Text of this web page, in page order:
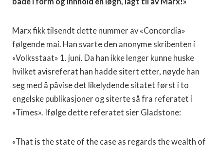
Marx fikk tilsendt dette nummer av «Concordia»
følgende mai. Han svarte den anonyme skribenten i
«Volksstaat» 1. juni. Da han ikke lenger kunne huske
hvilket avisreferat han hadde si­tert etter, nøyde han
seg med å påvise det likelydende sitatet først i to
engelske publikasjoner og siterte så fra referatet i
«Times». Ifølge dette referatet sier Gladstone:
«That is the state of the case as regards the wealth of